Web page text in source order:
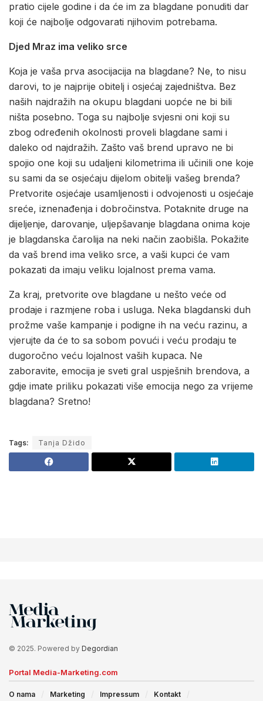
pratio cijele godine i da će im za blagdane ponuditi dar
koji će najbolje odgovarati njihovim potrebama.
Djed Mraz ima veliko srce
Koja je vaša prva asocijacija na blagdane? Ne, to nisu
darovi, to je najprije obitelj i osjećaj zajedništva. Bez
naših najdražih na okupu blagdani uopće ne bi bili
ništa posebno. Toga su najbolje svjesni oni koji su
zbog određenih okolnosti proveli blagdane sami i
daleko od najdražih. Zašto vaš brend upravo ne bi
spojio one koji su udaljeni kilometrima ili učinili one koje
su sami da se osjećaju dijelom obitelji vašeg brenda?
Pretvorite osjećaje usamljenosti i odvojenosti u osjećaje
sreće, iznenađenja i dobročinstva. Potaknite druge na
dijeljenje, darovanje, uljepšavanje blagdana onima koje
je blagdanska čarolija na neki način zaobišla. Pokažite
da vaš brend ima veliko srce, a vaši kupci će vam
pokazati da imaju veliku lojalnost prema vama.
Za kraj, pretvorite ove blagdane u nešto veće od
prodaje i razmjene roba i usluga. Neka blagdanski duh
prožme vaše kampanje i podigne ih na veću razinu, a
vjerujte da će to sa sobom povući i veću prodaju te
dugoročno veću lojalnost vaših kupaca. Ne
zaboravite, emocija je sveti gral uspješnih brendova, a
gdje imate priliku pokazati više emocija nego za vrijeme
blagdana? Sretno!
Tags: Tanja Džido
© 2025. Powered by Degordian
Portal Media-Marketing.com
O nama Marketing Impressum Kontakt